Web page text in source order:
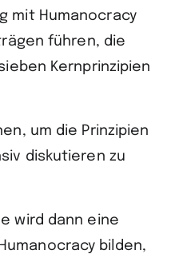
mit Humanocracy
führen, die
Kernprinzipien
um die Prinzipien
diskutieren zu
wird dann eine
bilden,